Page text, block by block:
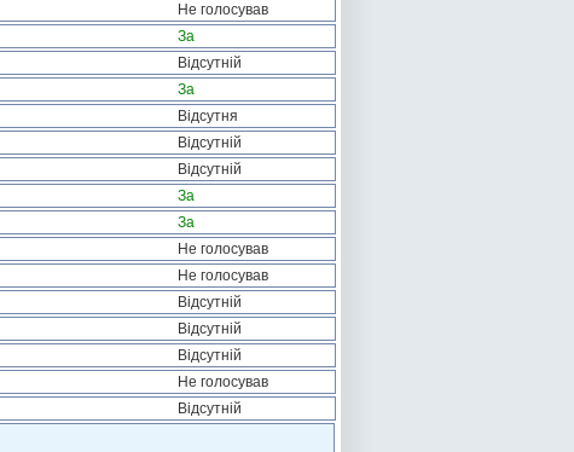
Не голосував
За
Відсутній
За
Відсутня
Відсутній
Відсутній
За
За
Не голосував
Не голосував
Відсутній
Відсутній
Відсутній
Не голосував
Відсутній